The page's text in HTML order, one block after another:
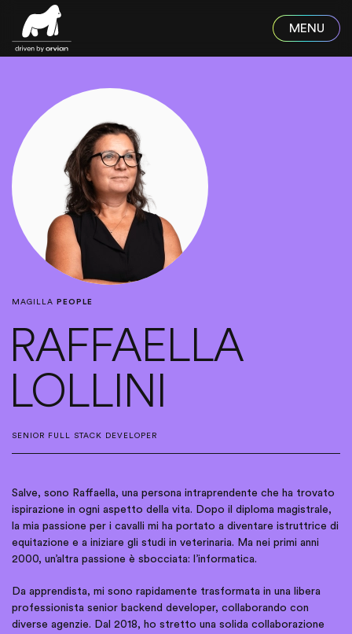
Skip to main content
MAGILLA PEOPLE
RAFFAELLA
LOLLINI
SENIOR FULL STACK DEVELOPER
Salve, sono Raffaella, una persona intraprendente che ha trovato
ispirazione in ogni aspetto della vita. Dopo il diploma magistrale,
la mia passione per i cavalli mi ha portato a diventare istruttrice di
equitazione e a iniziare gli studi in veterinaria. Ma nei primi anni
2000, un’altra passione è sbocciata: l’informatica.
Da apprendista, mi sono rapidamente trasformata in una libera
professionista senior backend developer, collaborando con
diverse agenzie. Dal 2018, ho stretto una solida collaborazione